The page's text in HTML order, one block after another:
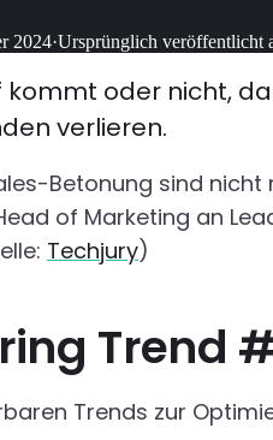
2024·Ursprünglich veröffentlicht
kommt oder nicht,
verlieren.
Betonung sind
of Marketing an
Techjury)
Trend
Trends zur